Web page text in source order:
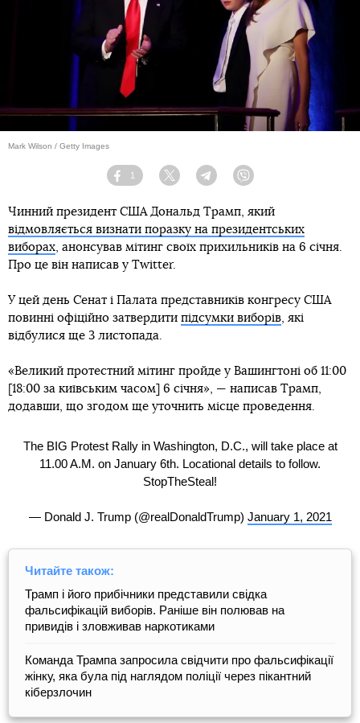
Mark Wilson / Getty Images
Facebook
1
Twitter TelegramViber
Чинний президент США Дональд Трамп, який
відмовляється визнати поразку на президентських
виборах , анонсував мітинг своїх прихильників на 6 січня.
Про це він написав у Twitter.
У цей день Сенат і Палата представників конгресу США
повинні офіційно затвердити підсумки виборів , які
відбулися ще 3 листопада.
«Великий протестний мітинг пройде у Вашингтоні об 11:00
[18:00 за київським часом] 6 січня», — написав Трамп,
додавши, що згодом ще уточнить місце проведення.
The BIG Protest Rally in Washington, D.C., will take place at
11.00 A.M. on January 6th. Locational details to follow.
StopTheSteal!
— Donald J. Trump (@realDonaldTrump) January 1, 2021
Читайте також:
Трамп і його прибічники представили свідка
фальсифікацій виборів. Раніше він полював на
привидів і зловживав наркотиками
Команда Трампа запросила свідчити про фальсифікації
жінку, яка була під наглядом поліції через пікантний
кіберзлочин